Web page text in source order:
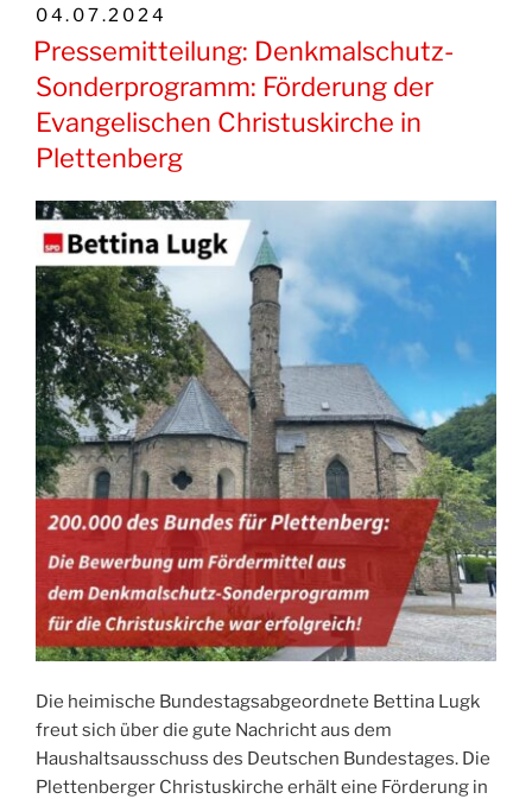
VERÖFFENTLICHT
AM
04.07.2024
Pressemitteilung: Denkmalschutz-
Sonderprogramm: Förderung der
Evangelischen Christuskirche in
Plettenberg
Die heimische Bundestagsabgeordnete Bettina Lugk
freut sich über die gute Nachricht aus dem
Haushaltsausschuss des Deutschen Bundestages. Die
Plettenberger Christuskirche erhält eine Förderung in